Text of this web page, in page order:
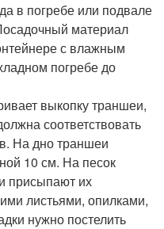
в погребе или подвале
материал
с влажным
погребе до
выкопку траншеи,
соответствовать
На дно траншеи
10 см. На песок
присыпают их
листьями, опилками,
нужно постелить